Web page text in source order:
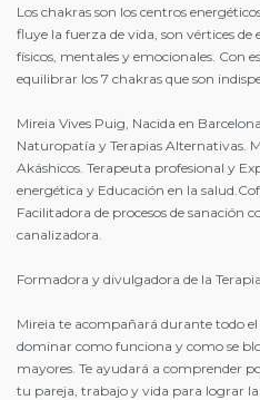
Los chakras son los centros
fluye la fuerza de vida, son vértices de
físicos, mentales y emocionales. Con
equilibrar los 7 chakras que son
Mireia Vives Puig, Nacida en
Naturopatía y Terapias Alternativas.
Akáshicos. Terapeuta profesional y
energética y Educación en la
Facilitadora de procesos de sanación
canalizadora.
Formadora y divulgadora de la
Mireia te acompañará durante todo
dominar como funciona y como se
mayores. Te ayudará a comprender
tu pareja, trabajo y vida para lograr